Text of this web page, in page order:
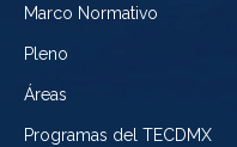
Marco Normativo
Pleno
Áreas
Programas del TECDMX